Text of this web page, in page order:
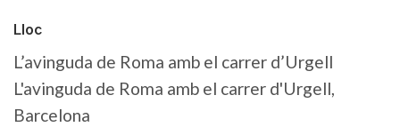
Lloc
L’avinguda de Roma amb el carrer d’Urgell
L'avinguda de Roma amb el carrer d'Urgell,
Barcelona